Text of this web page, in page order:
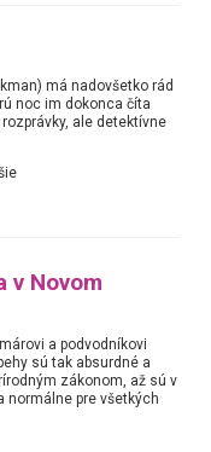
má nadovšetko rád
noc im dokonca číta
ale detektívne
v Novom
a podvodníkovi
sú tak absurdné a
zákonom, až sú v
normálne pre všetkých